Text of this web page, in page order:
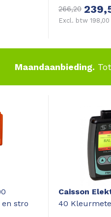
266,20
Excl. btw 198,00
stro
Caisson
40
Maandaanbieding.